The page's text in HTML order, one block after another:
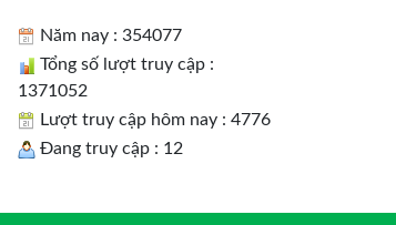
Năm nay : 354077
Tổng số lượt truy cập :
1371052
Lượt truy cập hôm nay : 4776
Đang truy cập : 12